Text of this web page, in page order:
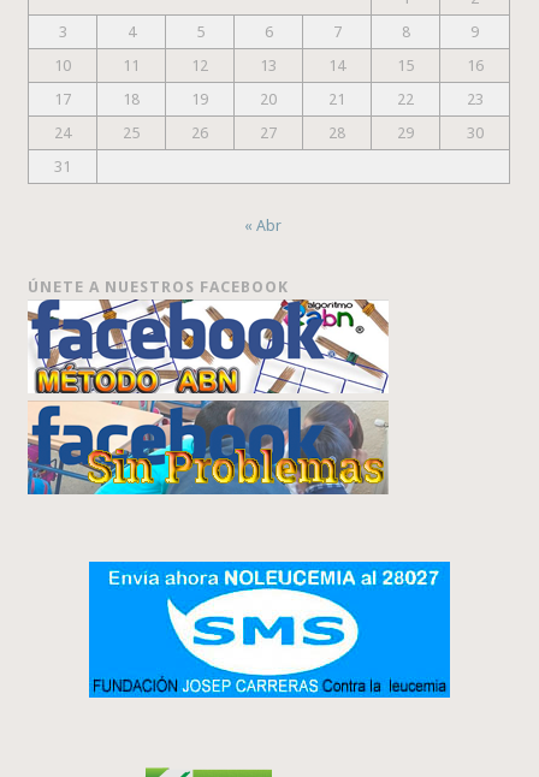
3
4 5 6 7 8
9
10
11 12 13 14 15
16
17
18 19 20 21 22
23
24
25 26 27 28 29
30
31
« Abr
ÚNETE A NUESTROS FACEBOOK